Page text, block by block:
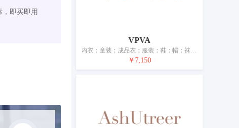
即买即用
VPVA
内衣；童装；成品衣；服装；鞋；帽；袜；手套（服装）；围巾；皮带（服饰用）
￥7,150